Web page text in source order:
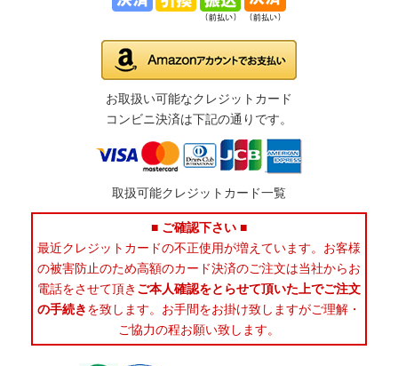
お取扱い可能なクレジットカード
コンビニ決済は下記の通りです。
取扱可能クレジットカード一覧
■ ご確認下さい ■
最近クレジットカードの不正使用が増えています。お客様
の被害防止のため高額のカード決済のご注文は当社からお
電話をさせて頂き ご本人確認をとらせて頂いた上でご注文
の手続きを致します。お手間をお掛け致しますがご理解・
ご協力の程お願い致します。